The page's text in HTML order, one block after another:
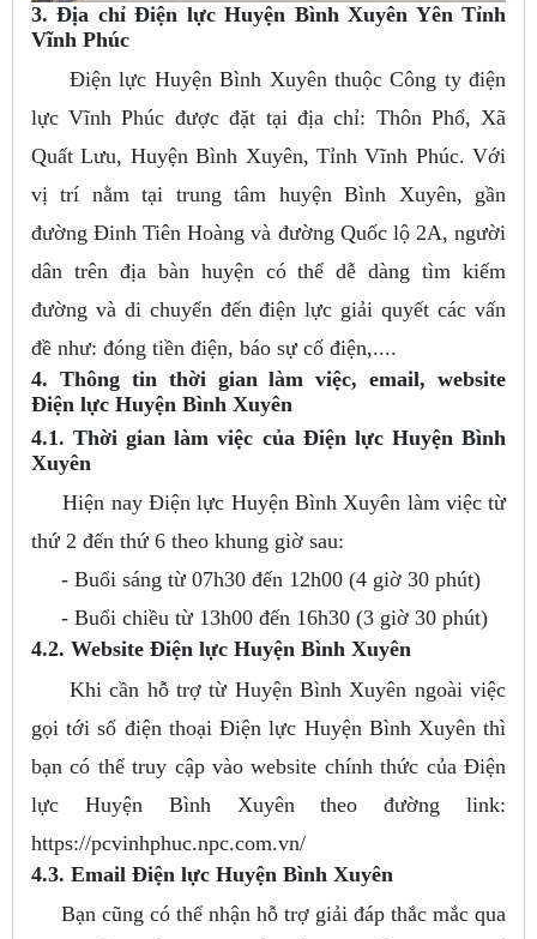
3. Địa chỉ Điện lực Huyện Bình Xuyên Yên Tỉnh
Vĩnh Phúc
Điện lực Huyện Bình Xuyên thuộc Công ty điện
lực Vĩnh Phúc được đặt tại địa chỉ: Thôn Phổ, Xã
Quất Lưu, Huyện Bình Xuyên, Tỉnh Vĩnh Phúc. Với
vị trí nằm tại trung tâm huyện Bình Xuyên, gần
đường Đinh Tiên Hoàng và đường Quốc lộ 2A, người
dân trên địa bàn huyện có thể dễ dàng tìm kiếm
đường và di chuyển đến điện lực giải quyết các vấn
đề như: đóng tiền điện, báo sự cố điện,....
4. Thông tin thời gian làm việc, email, website
Điện lực Huyện Bình Xuyên
4.1. Thời gian làm việc của Điện lực Huyện Bình
Xuyên
Hiện nay Điện lực Huyện Bình Xuyên làm việc từ
thứ 2 đến thứ 6 theo khung giờ sau:
- Buổi sáng từ 07h30 đến 12h00 (4 giờ 30 phút)
- Buổi chiều từ 13h00 đến 16h30 (3 giờ 30 phút)
4.2. Website Điện lực Huyện Bình Xuyên
Khi cần hỗ trợ từ Huyện Bình Xuyên ngoài việc
gọi tới số điện thoại Điện lực Huyện Bình Xuyên thì
bạn có thể truy cập vào website chính thức của Điện
lực Huyện Bình Xuyên theo đường link:
https://pcvinhphuc.npc.com.vn/
4.3. Email Điện lực Huyện Bình Xuyên
Bạn cũng có thể nhận hỗ trợ giải đáp thắc mắc qua